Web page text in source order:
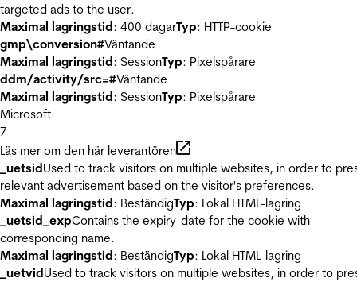
targeted ads to the user.
Maximal lagringstid: 400 dagarTyp: HTTP-cookie
gmp\conversion#Väntande
Maximal lagringstid: SessionTyp: Pixelspårare
ddm/activity/src=#Väntande
Maximal lagringstid: SessionTyp: Pixelspårare
Microsoft
7
Läs mer om den här leverantören
_uetsidUsed to track visitors on multiple websites, in order to
relevant advertisement based on the visitor's preferences.
Maximal lagringstid: BeständigTyp: Lokal HTML-lagring
_uetsid_expContains the expiry-date for the cookie with
corresponding name.
Maximal lagringstid: BeständigTyp: Lokal HTML-lagring
_uetvidUsed to track visitors on multiple websites, in order to